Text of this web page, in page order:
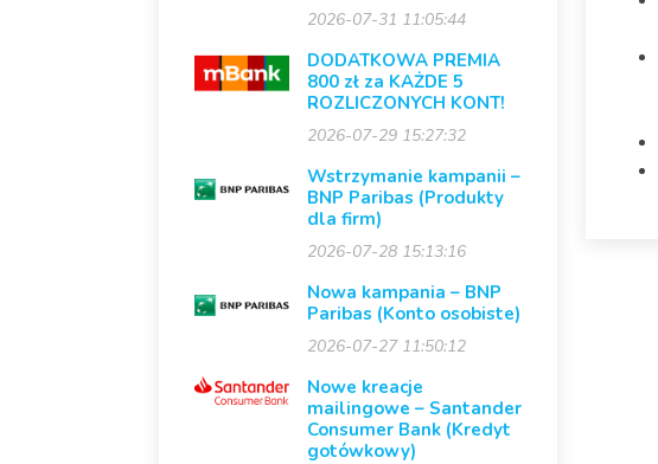
2026-07-31 11:05:44
DODATKOWA PREMIA
800 zł za KAŻDE 5
ROZLICZONYCH KONT!
2026-07-29 15:27:32
Wstrzymanie kampanii –
BNP Paribas (Produkty
dla firm)
2026-07-28 15:13:16
Nowa kampania – BNP
Paribas (Konto osobiste)
2026-07-27 11:50:12
Nowe kreacje
mailingowe – Santander
Consumer Bank (Kredyt
gotówkowy)